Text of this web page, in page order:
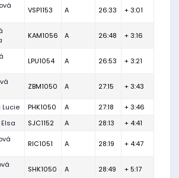
VSP1153 A 26:33 + 3:01
KAM1056 A 26:48 + 3:16
LPU1054 A 26:53 + 3:21
ZBM1050 A 27:15 + 3:43
Lucie PHK1050 A 27:18
+ 3:46
SJC1152 A 28:13 + 4:41
RIC1051 A 28:19 + 4:47
SHK1050 A 28:49 + 5:17